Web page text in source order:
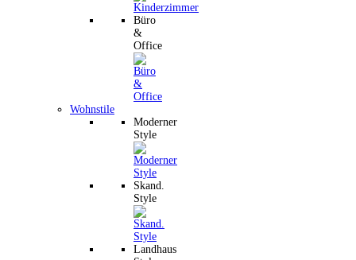
Büro
&
Office
Wohnstile
Moderner
Style
Skand.
Style
Landhaus